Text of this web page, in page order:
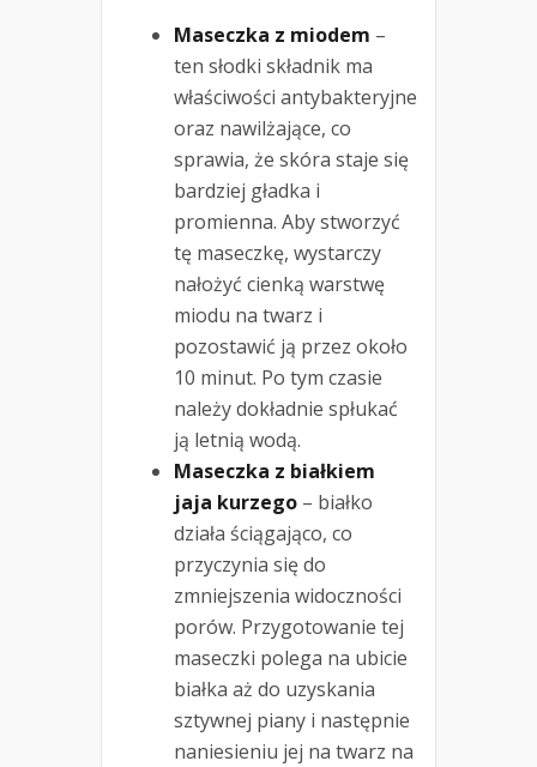
Maseczka z miodem –
ten słodki składnik ma
właściwości antybakteryjne
oraz nawilżające, co
sprawia, że skóra staje się
bardziej gładka i
promienna. Aby stworzyć
tę maseczkę, wystarczy
nałożyć cienką warstwę
miodu na twarz i
pozostawić ją przez około
10 minut. Po tym czasie
należy dokładnie spłukać
ją letnią wodą.
Maseczka z białkiem
jaja kurzego – białko
działa ściągająco, co
przyczynia się do
zmniejszenia widoczności
porów. Przygotowanie tej
maseczki polega na ubicie
białka aż do uzyskania
sztywnej piany i następnie
naniesieniu jej na twarz na